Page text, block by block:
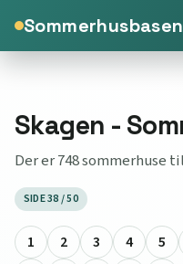
Sommerhusbasen
Skagen -
Der er 748 sommerhuse
SIDE 38 / 50
1 2 3 4 5